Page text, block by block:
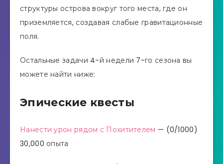
структуры острова вокруг того места, где он
приземляется, создавая слабые гравитационные
поля.
Остальные задачи 4-й недели 7-го сезона вы
можете найти ниже:
Эпические квесты
Нанести урон рядом с Похитителем — (0/1000)
30,000 опыта